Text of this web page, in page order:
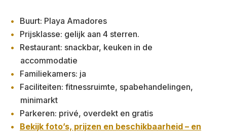
Buurt: Playa Amadores
Prijsklasse: gelijk aan 4 sterren.
Restaurant: snackbar, keuken in de
accommodatie
Familiekamers: ja
Faciliteiten: fitnessruimte, spabehandelingen,
minimarkt
Parkeren: privé, overdekt en gratis
Bekijk foto’s, prijzen en beschikbaarheid – en